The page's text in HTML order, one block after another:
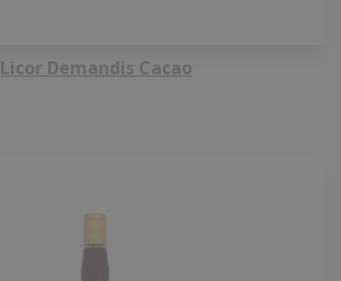
Licor Demandis Cacao